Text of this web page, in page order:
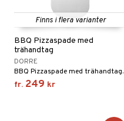
Finns i flera varianter
BBQ Pizzaspade med
trähandtag
DORRE
BBQ Pizzaspade med trähandtag.
fr. 249 kr